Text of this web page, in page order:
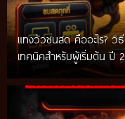
แทงวัวชนสด คืออะไร? วิ
เทคนิคสำหรับผู้เริ่มต้น ปี